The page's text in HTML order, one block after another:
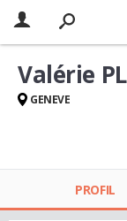
Valérie
GENEVE
PROFIL